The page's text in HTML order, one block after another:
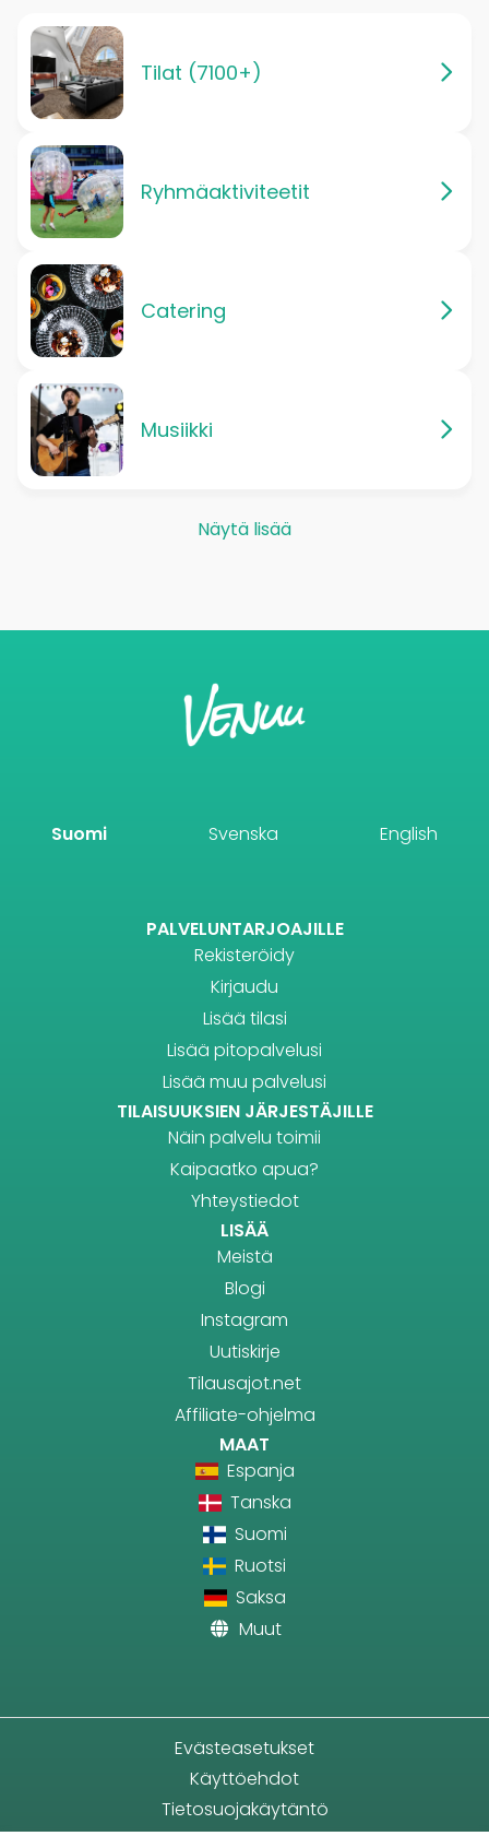
Tilat (7100+)
Ryhmäaktiviteetit
Catering
Musiikki
Näytä lisää
Suomi Svenska English
PALVELUNTARJOAJILLE
Rekisteröidy
Kirjaudu
Lisää tilasi
Lisää pitopalvelusi
Lisää muu palvelusi
TILAISUUKSIEN JÄRJESTÄJILLE
Näin palvelu toimii
Kaipaatko apua?
Yhteystiedot
LISÄÄ
Meistä
Blogi
Instagram
Uutiskirje
Tilausajot.net
Affiliate-ohjelma
MAAT
Espanja
Tanska
Suomi
Ruotsi
Saksa
Muut
Evästeasetukset
Käyttöehdot
Tietosuojakäytäntö